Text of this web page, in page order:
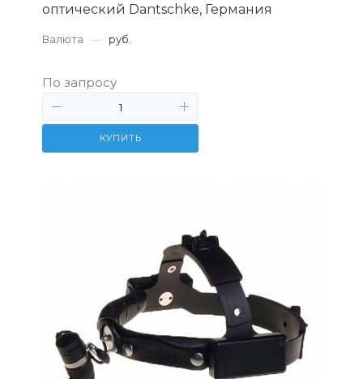
оптический Dantschke, Германия
Валюта — руб.
По запросу
КУПИТЬ